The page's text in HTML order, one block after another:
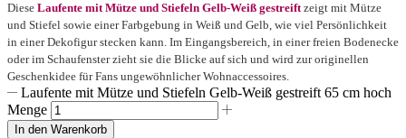
Diese Laufente mit Mütze und Stiefeln Gelb-Weiß gestreiftzeigt mit Mütze
und Stiefel sowie einer Farbgebung in Weiß und Gelb, wie viel Persönlichkeit
in einer Dekofigur stecken kann. Im Eingangsbereich, in einer freien Bodenecke
oder im Schaufenster zieht sie die Blicke auf sich und wird zur originellen
Geschenkidee für Fans ungewöhnlicher Wohnaccessoires.
Laufente mit Mütze und Stiefeln Gelb-Weiß gestreift 65 cm hoch
Menge
In den Warenkorb